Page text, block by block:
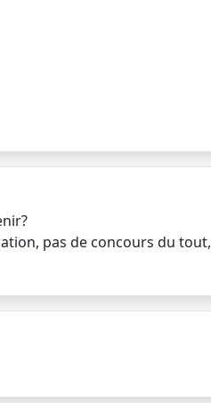
pas de concours du